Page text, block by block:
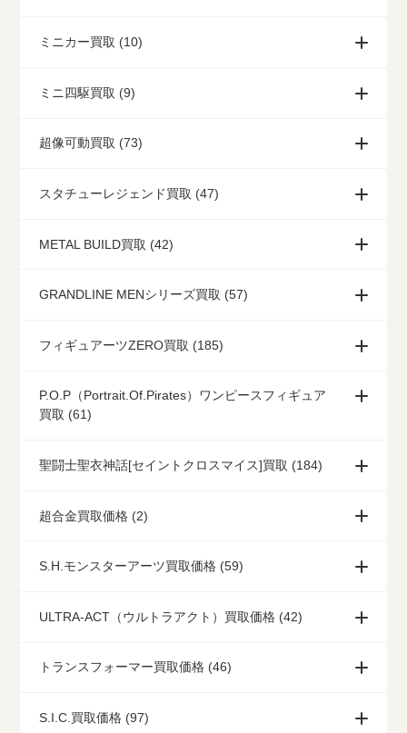
ミニカー買取 (10)
ミニ四駆買取 (9)
超像可動買取 (73)
スタチューレジェンド買取 (47)
METAL BUILD買取 (42)
GRANDLINE MENシリーズ買取 (57)
フィギュアーツZERO買取 (185)
P.O.P（Portrait.Of.Pirates）ワンピースフィギュア
買取 (61)
聖闘士聖衣神話[セイントクロスマイス]買取 (184)
超合金買取価格 (2)
S.H.モンスターアーツ買取価格 (59)
ULTRA-ACT（ウルトラアクト）買取価格 (42)
トランスフォーマー買取価格 (46)
S.I.C.買取価格 (97)